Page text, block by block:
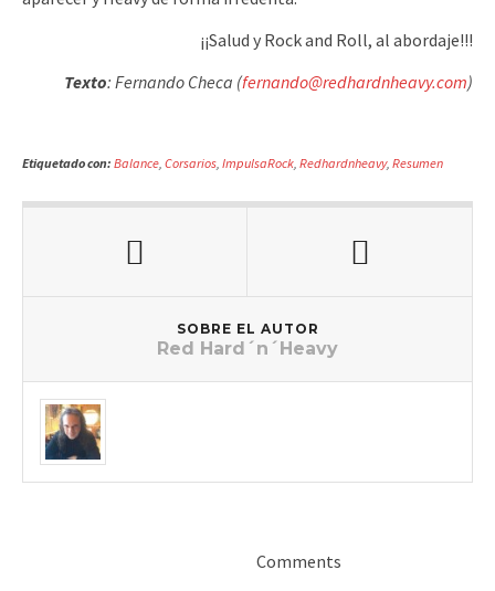
¡¡Salud y Rock and Roll, al abordaje!!!
Texto: Fernando Checa (fernando@redhardnheavy.com)
Etiquetado con: Balance, Corsarios, ImpulsaRock, Redhardnheavy, Resumen
SOBRE EL AUTOR
Red Hard´n´Heavy
Comments